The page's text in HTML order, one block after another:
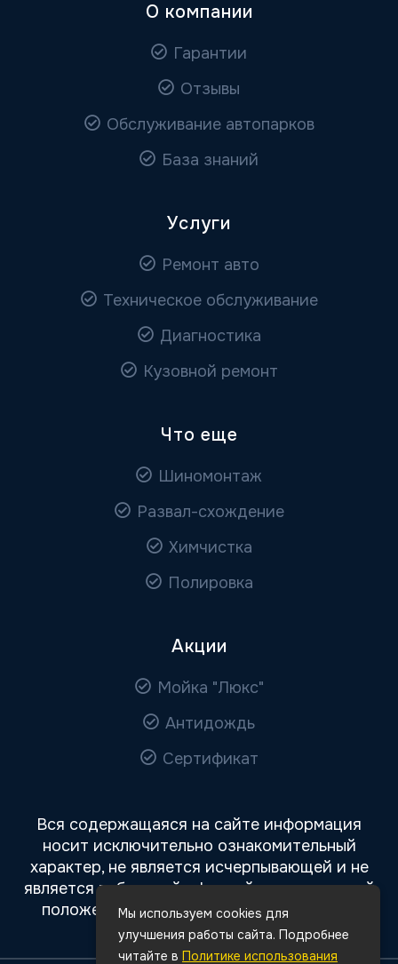
О компании
Гарантии
Отзывы
Обслуживание автопарков
База знаний
Услуги
Ремонт авто
Техническое обслуживание
Диагностика
Кузовной ремонт
Что еще
Шиномонтаж
Развал-схождение
Химчистка
Полировка
Акции
Мойка "Люкс"
Антидождь
Сертификат
Вся содержащаяся на сайте информация
носит исключительно ознакомительный
характер, не является исчерпывающей и не
является публичной офертой, определяемой
положениями статьи 437 Гражданского
кодекса РФ.
Мы используем cookies для
улучшения работы сайта. Подробнее
читайте в Политике использования